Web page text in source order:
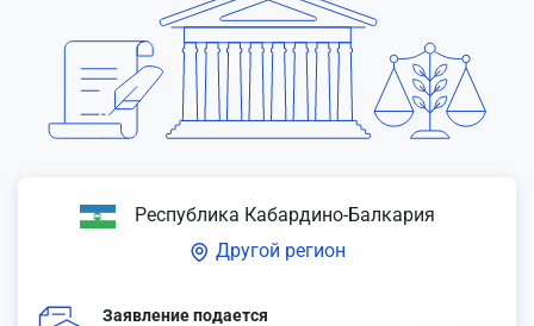
Республика Кабардино-Балкария
Другой регион
Заявление подается